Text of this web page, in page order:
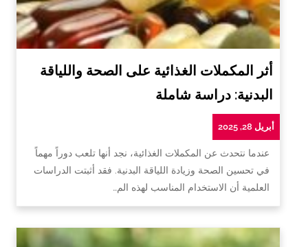
أثر المكملات الغذائية على الصحة واللياقة
البدنية: دراسة شاملة
أبريل 28, 2025
عندما نتحدث عن المكملات الغذائية، نجد أنها تلعب دوراً مهماً
في تحسين الصحة وزيادة اللياقة البدنية. فقد أثبتت الدراسات
العلمية أن الاستخدام المناسب لهذه الم…